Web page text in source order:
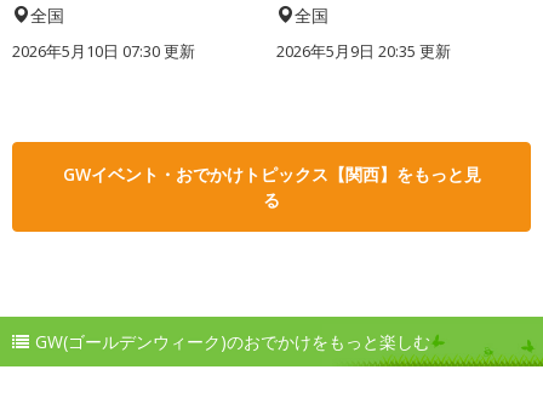
全国
2026年5月10日 07:30 更新
全国
2026年5月9日 20:35 更新
GWイベント・おでかけトピックス【関西】をもっと見
る
GW(ゴールデンウィーク)のおでかけをもっと楽しむ